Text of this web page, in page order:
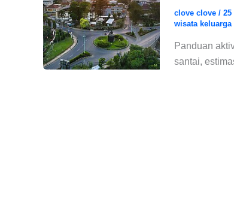
clove clove / 25
wisata keluarga
Panduan
santai,